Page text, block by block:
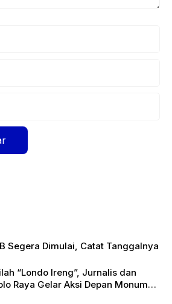
Segera Dimulai, Catat Tanggalnya
“Londo Ireng”, Jurnalis dan
Raya Gelar Aksi Depan Monumen